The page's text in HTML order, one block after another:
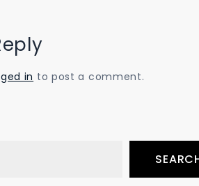
in to post a comment.